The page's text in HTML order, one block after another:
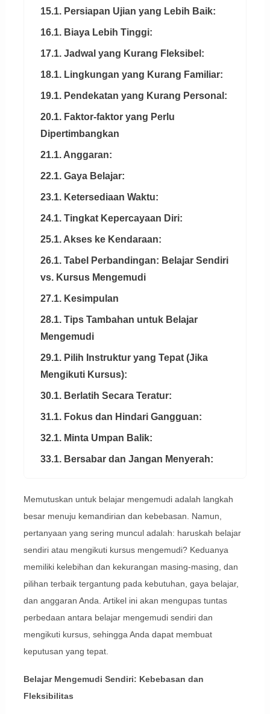
15.1. Persiapan Ujian yang Lebih Baik:
16.1. Biaya Lebih Tinggi:
17.1. Jadwal yang Kurang Fleksibel:
18.1. Lingkungan yang Kurang Familiar:
19.1. Pendekatan yang Kurang Personal:
20.1. Faktor-faktor yang Perlu
Dipertimbangkan
21.1. Anggaran:
22.1. Gaya Belajar:
23.1. Ketersediaan Waktu:
24.1. Tingkat Kepercayaan Diri:
25.1. Akses ke Kendaraan:
26.1. Tabel Perbandingan: Belajar Sendiri
vs. Kursus Mengemudi
27.1. Kesimpulan
28.1. Tips Tambahan untuk Belajar
Mengemudi
29.1. Pilih Instruktur yang Tepat (Jika
Mengikuti Kursus):
30.1. Berlatih Secara Teratur:
31.1. Fokus dan Hindari Gangguan:
32.1. Minta Umpan Balik:
33.1. Bersabar dan Jangan Menyerah:
Memutuskan untuk belajar mengemudi adalah langkah
besar menuju kemandirian dan kebebasan. Namun,
pertanyaan yang sering muncul adalah: haruskah belajar
sendiri atau mengikuti kursus mengemudi? Keduanya
memiliki kelebihan dan kekurangan masing-masing, dan
pilihan terbaik tergantung pada kebutuhan, gaya belajar,
dan anggaran Anda. Artikel ini akan mengupas tuntas
perbedaan antara belajar mengemudi sendiri dan
mengikuti kursus, sehingga Anda dapat membuat
keputusan yang tepat.
Belajar Mengemudi Sendiri: Kebebasan dan
Fleksibilitas